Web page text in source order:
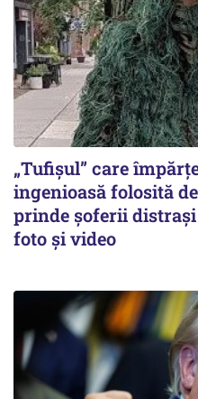
„Tufișul” care
ingenioasă folosită
prinde șoferii
foto și video